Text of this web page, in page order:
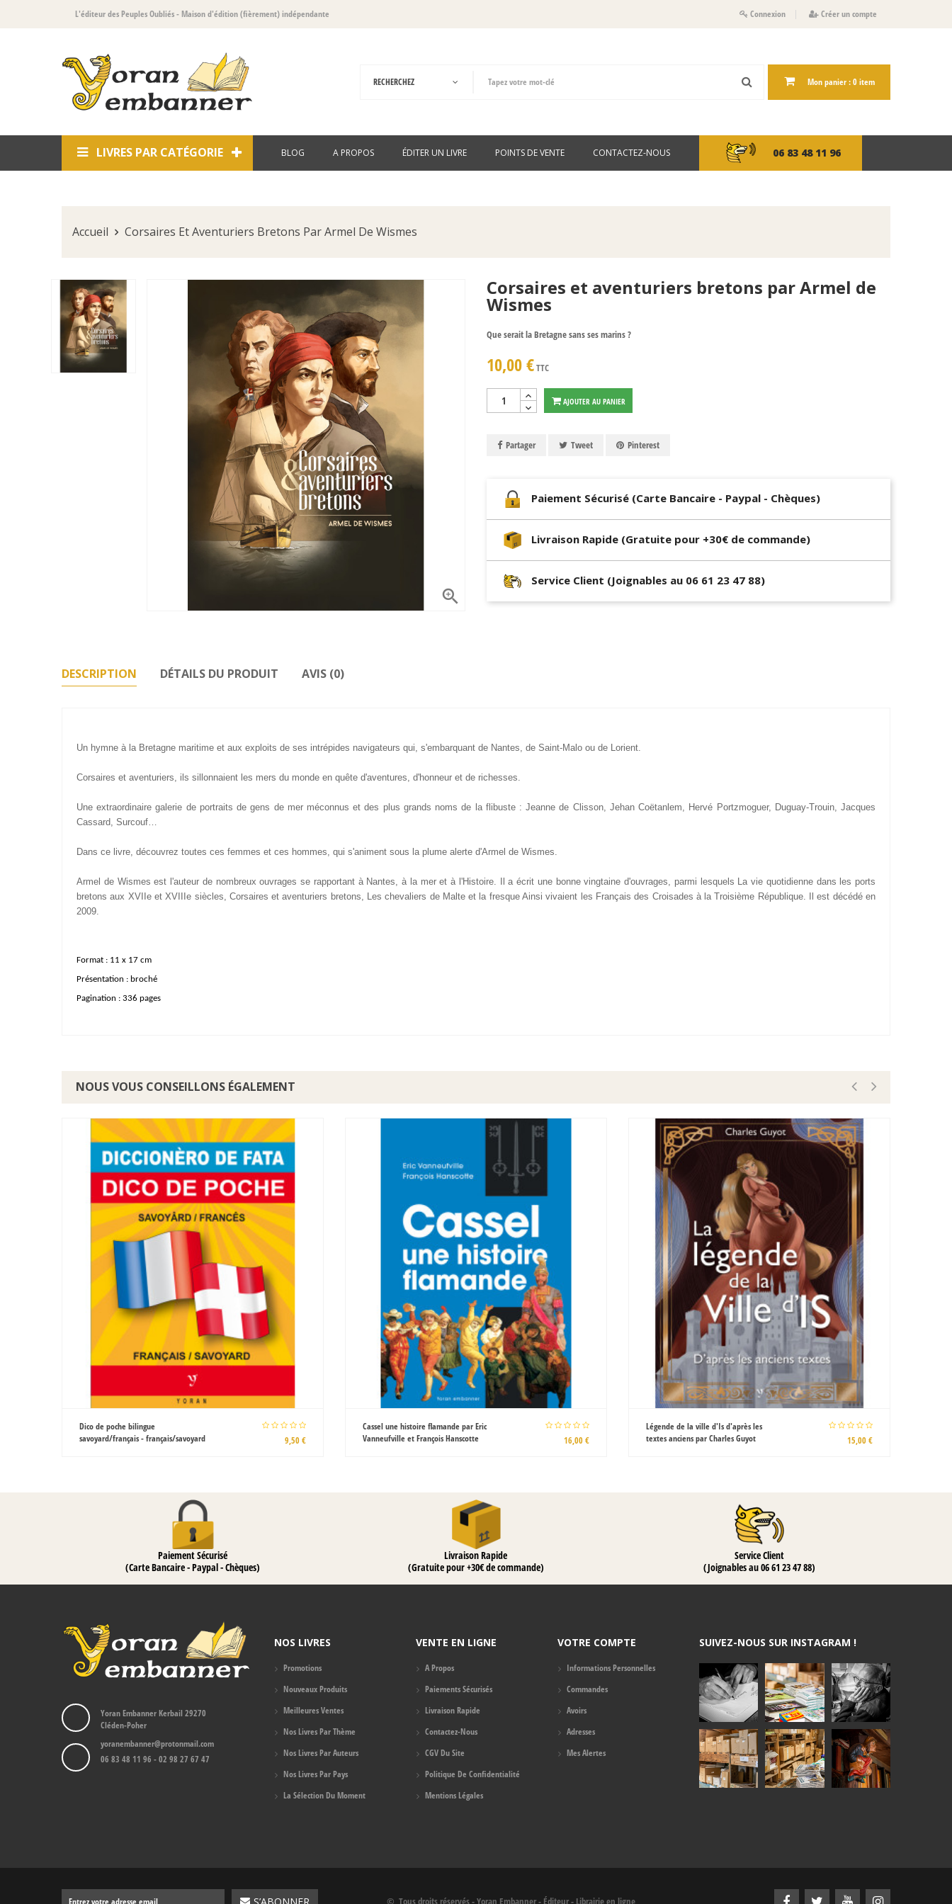
L'éditeur des Peuples Oubliés- Maison d'édition (fièrement) indépendante Connexion Créer un compte
Mon panier : 0 item
LIVRES PAR CATÉGORIE BLOG A PROPOS ÉDITER UN LIVRE POINTS DE VENTE CONTACTEZ-NOUS 06 83 48 11 96
Accueil Corsaires Et Aventuriers Bretons Par Armel De Wismes

Corsaires et aventuriers bretons par Armel de
Wismes
Que serait la Bretagne sans ses marins ?
10,00 €TTC
AJOUTER AU PANIER
Partager Tweet Pinterest
Paiement Sécurisé (Carte Bancaire - Paypal - Chèques)
Livraison Rapide (Gratuite pour +30€ de commande)
Service Client (Joignables au 06 61 23 47 88)
DESCRIPTION DÉTAILS DU PRODUIT AVIS (0)
Un hymne à la Bretagne maritime et aux exploits de ses intrépides navigateurs qui, s'embarquant de Nantes, de Saint-Malo ou de Lorient.
Corsaires et aventuriers, ils sillonnaient les mers du monde en quête d'aventures, d'honneur et de richesses.
Une extraordinaire galerie de portraits de gens de mer méconnus et des plus grands noms de la flibuste : Jeanne de Clisson, Jehan Coëtanlem, Hervé Portzmoguer, Duguay-Trouin, Jacques
Cassard, Surcouf…
Dans ce livre, découvrez toutes ces femmes et ces hommes, qui s'animent sous la plume alerte d'Armel de Wismes.
Armel de Wismes est l'auteur de nombreux ouvrages se rapportant à Nantes, à la mer et à l'Histoire. Il a écrit une bonne vingtaine d'ouvrages, parmi lesquels La vie quotidienne dans les ports
bretons aux XVIIe et XVIIIe siècles, Corsaires et aventuriers bretons, Les chevaliers de Malte et la fresque Ainsi vivaient les Français des Croisades à la Troisième République. Il est décédé en
2009.
Format : 11 x 17 cm
Présentation : broché
Pagination : 336 pages
NOUS VOUS CONSEILLONS ÉGALEMENT
Cassel une histoire flamande par Eric
Vanneufville et François Hanscotte
16,00 €
Légende de la ville d'Is d'après les
textes anciens par Charles Guyot
15,00 €
La Banshee et autres messagères de la
mort par Frédéric Kurzawa
20,00 €
Paiement Sécurisé
(Carte Bancaire - Paypal - Chèques)
Livraison Rapide
(Gratuite pour +30€ de commande)
Service Client
(Joignables au 06 61 23 47 88)
Yoran Embanner Kerbail 29270
Cléden-Poher
yoranembanner@protonmail.com
06 83 48 11 96 - 02 98 27 67 47
NOS LIVRES
Promotions
Nouveaux Produits
Meilleures Ventes
Nos Livres Par Thème
Nos Livres Par Auteurs
Nos Livres Par Pays
La Sélection Du Moment
VENTE EN LIGNE
A Propos
Paiements Sécurisés
Livraison Rapide
Contactez-Nous
CGV Du Site
Politique De Confidentialité
Mentions Légales
VOTRE COMPTE
Informations Personnelles
Commandes
Avoirs
Adresses
Mes Alertes
SUIVEZ-NOUS SUR INSTAGRAM !
© Tous droits réservés - Yoran Embanner - Éditeur - Librairie en ligne